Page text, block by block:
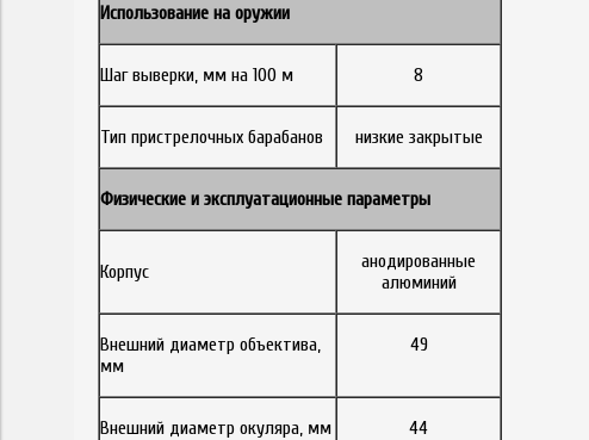
Использование на оружии
Шаг выверки, мм на 100 м 8
Тип пристрелочных барабанов низкие закрытые
Физические и эксплуатационные параметры
Корпус
анодированные
алюминий
Внешний диаметр объектива,
мм
49
Внешний диаметр окуляра, мм 44